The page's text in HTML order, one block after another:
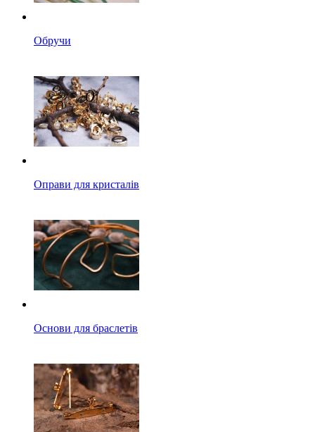
Обручи
Оправи для кристалів
Основи для браслетів